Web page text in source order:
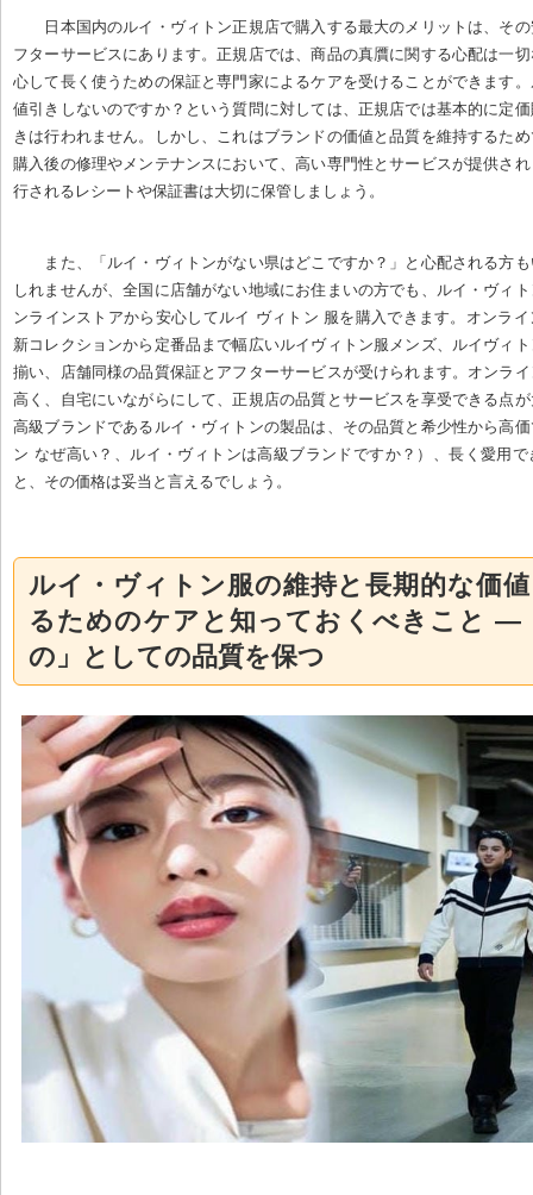
日本国内のルイ・ヴィトン正規店で購入する最大のメリットは、そ
フターサービスにあります。正規店では、商品の真贋に関する心配は一
心して長く使うための保証と専門家によるケアを受けることができます
値引きしないのですか？という質問に対しては、正規店では基本的に定
きは行われません。しかし、これはブランドの価値と品質を維持するた
購入後の修理やメンテナンスにおいて、高い専門性とサービスが提供さ
行されるレシートや保証書は大切に保管しましょう。
また、「ルイ・ヴィトンがない県はどこですか？」と心配される方
しれませんが、全国に店舗がない地域にお住まいの方でも、ルイ・ヴィ
ンラインストアから安心してルイ ヴィトン 服を購入できます。オンラ
新コレクションから定番品まで幅広いルイヴィトン服メンズ、ルイヴィ
揃い、店舗同様の品質保証とアフターサービスが受けられます。オンラ
高く、自宅にいながらにして、正規店の品質とサービスを享受できる点
高級ブランドであるルイ・ヴィトンの製品は、その品質と希少性から高
ン なぜ高い？、ルイ・ヴィトンは高級ブランドですか？）、長く愛用
と、その価格は妥当と言えるでしょう。
ルイ・ヴィトン服の維持と長期的な価
るためのケアと知っておくべきこと —
の」としての品質を保つ